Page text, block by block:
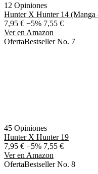
12 Opiniones
Hunter X Hunter 14
7,95 € −5% 7,55 €
Ver en Amazon
OfertaBestseller No. 7
45 Opiniones
Hunter X Hunter 19
7,95 € −5% 7,55 €
Ver en Amazon
OfertaBestseller No. 8